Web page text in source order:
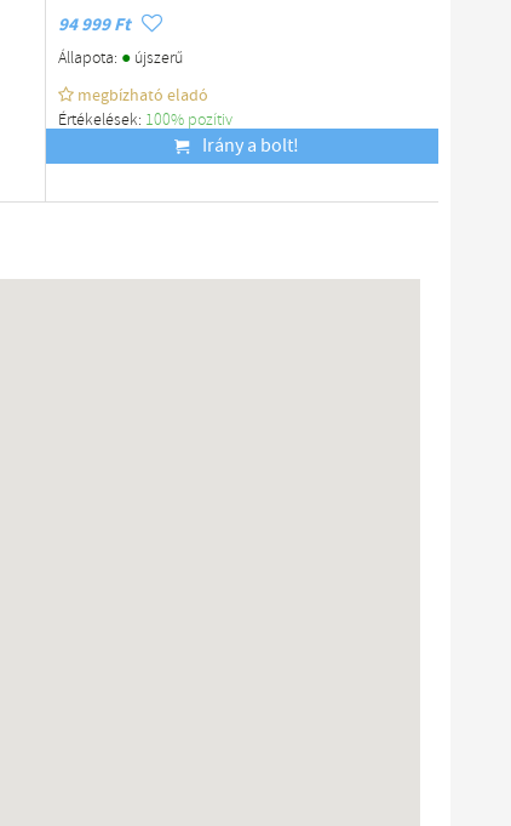
94 999 Ft
Állapota: ●újszerű
megbízható eladó
Értékelések: 100% pozítiv
Irány a bolt!